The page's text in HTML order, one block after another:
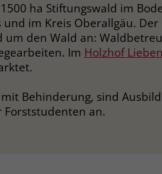
ha Stiftungswald im
und im Kreis Oberallgäu.
um den Wald an:
Im Holzhof
Behinderung, sind
an.
platziert, um Daten an das
zurückzusenden.